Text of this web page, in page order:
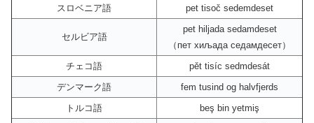
スロベニア語
pet tisoč sedemdeset
セルビア語
pet hiljada sedamdeset
（пет хиљада седамдесет）
チェコ語
pět tisíc sedmdesát
デンマーク語
fem tusind og halvfjerds
トルコ語
beş bin yetmiş